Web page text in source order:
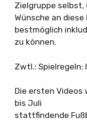
Zielgruppe selbst,
Wünsche an
bestmöglich
zu können.
Zwtl.: Spielregeln:
Die ersten Videos
bis Juli
stattfindende